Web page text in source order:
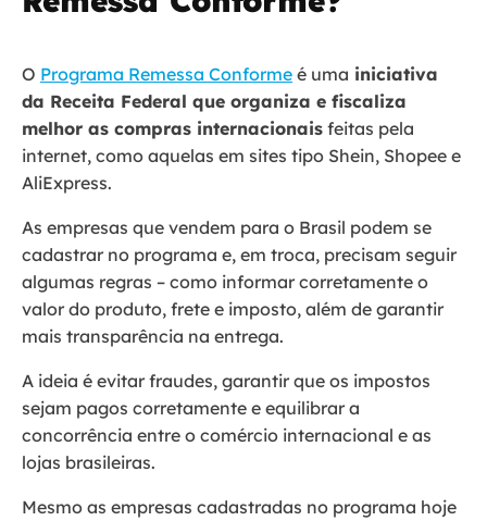
O Programa Remessa Conforme é uma iniciativa
da Receita Federal que organiza e fiscaliza
melhor as compras internacionais feitas pela
internet, como aquelas em sites tipo Shein, Shopee e
AliExpress.
As empresas que vendem para o Brasil podem se
cadastrar no programa e, em troca, precisam seguir
algumas regras – como informar corretamente o
valor do produto, frete e imposto, além de garantir
mais transparência na entrega.
A ideia é evitar fraudes, garantir que os impostos
sejam pagos corretamente e equilibrar a
concorrência entre o comércio internacional e as
lojas brasileiras.
Mesmo as empresas cadastradas no programa hoje